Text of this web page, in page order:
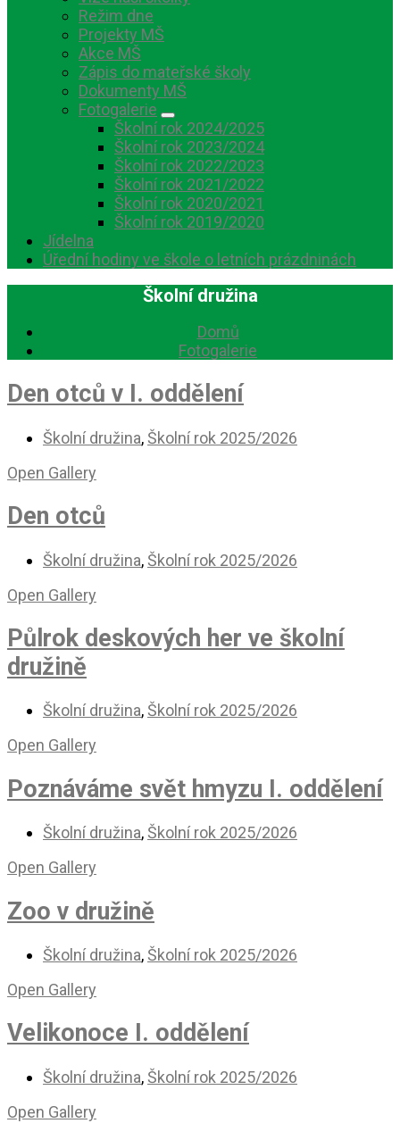
Režim dne
Projekty MŠ
Akce MŠ
Zápis do mateřské školy
Dokumenty MŠ
Fotogalerie
Školní rok 2024/2025
Školní rok 2023/2024
Školní rok 2022/2023
Školní rok 2021/2022
Školní rok 2020/2021
Školní rok 2019/2020
Jídelna
Úřední hodiny ve škole o letních prázdninách
Školní družina
Domů
Fotogalerie
Den otců v I. oddělení
Školní družina, Školní rok 2025/2026
Open Gallery
Den otců
Školní družina, Školní rok 2025/2026
Open Gallery
Půlrok deskových her ve školní
družině
Školní družina, Školní rok 2025/2026
Open Gallery
Poznáváme svět hmyzu I. oddělení
Školní družina, Školní rok 2025/2026
Open Gallery
Zoo v družině
Školní družina, Školní rok 2025/2026
Open Gallery
Velikonoce I. oddělení
Školní družina, Školní rok 2025/2026
Open Gallery